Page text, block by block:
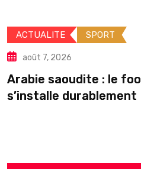
ACTUALITE SPORT
août 7, 2026
Arabie saoudite : le
s’installe durablement